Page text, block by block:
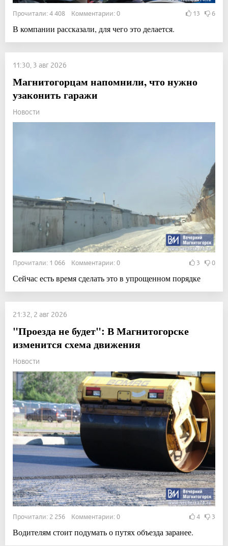
Прочитали: 4 408 Комментарии: 0 13 6
В компании рассказали, для чего это делается.
11:30, 3 авг 2026
Магнитогорцам напомнили, что нужно
узаконить гаражи
Новости
Прочитали: 1 066 Комментарии: 0 3 0
Сейчас есть время сделать это в упрощенном порядке
21:32, 2 авг 2026
"Проезда не будет": В Магнитогорске
изменится схема движения
Новости
Прочитали: 2 256 Комментарии: 0 4 3
Водителям стоит подумать о путях объезда заранее.